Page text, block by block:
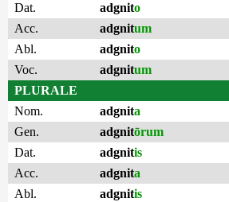
Dat.
adgnito
Acc.
adgnitum
Abl.
adgnito
Voc.
adgnitum
PLURALE
Nom.
adgnita
Gen.
adgnitōrum
Dat.
adgnitis
Acc.
adgnita
Abl.
adgnitis